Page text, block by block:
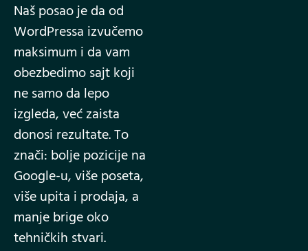
Naš posao je da od
WordPressa izvučemo
maksimum i da vam
obezbedimo sajt koji
ne samo da lepo
izgleda, već zaista
donosi rezultate. To
znači: bolje pozicije na
Google-u, više poseta,
više upita i prodaja, a
manje brige oko
tehničkih stvari.